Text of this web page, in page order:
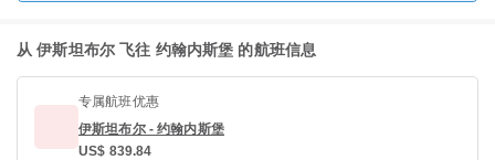
从 伊斯坦布尔 飞往 约翰内斯堡 的航班信息
专属航班优惠
伊斯坦布尔 - 约翰内斯堡
US$ 839.84